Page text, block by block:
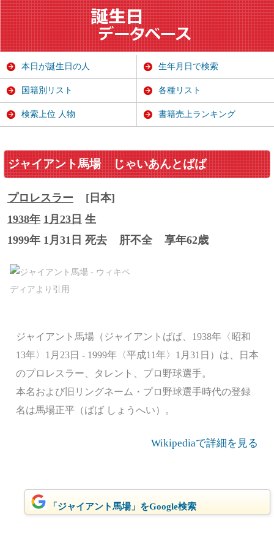
ジャイアント馬場 じゃいあんとばば
プロレスラー
[日本]
1938年 1月23日 生
1999年 1月31日 死去
肝不全 享年62歳
ジャイアント馬場（ジャイアントばば、1938年〈昭和
13年〉1月23日 - 1999年〈平成11年〉1月31日）は、日本
のプロレスラー、タレント、プロ野球選手。
本名および旧リングネーム・プロ野球選手時代の登録
名は馬場正平（ばば しょうへい）。
Wikipediaで詳細を見る
「ジャイアント馬場」をGoogle検索
本日が誕生日の人 生年月日で検索
国籍別リスト 各種リスト
検索上位 人物 書籍売上ランキング